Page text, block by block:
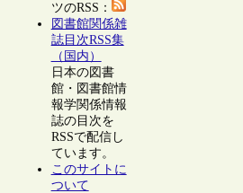
ツのRSS：
図書館関係雑
誌目次RSS集
（国内）
日本の図書
館・図書館情
報学関係情報
誌の目次を
RSSで配信し
ています。
このサイトに
ついて